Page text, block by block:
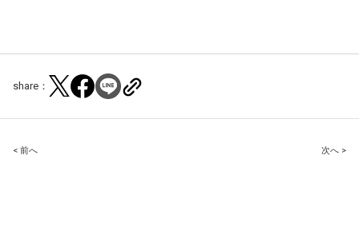
share：
Post
< 前へ 次へ >